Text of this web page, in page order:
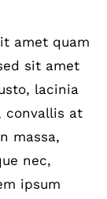
amet quam
sit amet
lacinia
convallis at
massa,
nec,
ipsum